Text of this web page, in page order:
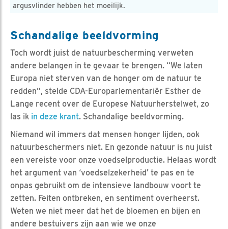
argusvlinder hebben het moeilijk.
Schandalige beeldvorming
Toch wordt juist de natuurbescherming verweten
andere belangen in te gevaar te brengen. “We laten
Europa niet sterven van de honger om de natuur te
redden”, stelde CDA-Europarlementariër Esther de
Lange recent over de Europese Natuurherstelwet, zo
las ik in deze krant. Schandalige beeldvorming.
Niemand wil immers dat mensen honger lijden, ook
natuurbeschermers niet. En gezonde natuur is nu juist
een vereiste voor onze voedselproductie. Helaas wordt
het argument van ‘voedselzekerheid’ te pas en te
onpas gebruikt om de intensieve landbouw voort te
zetten. Feiten ontbreken, en sentiment overheerst.
Weten we niet meer dat het de bloemen en bijen en
andere bestuivers zijn aan wie we onze